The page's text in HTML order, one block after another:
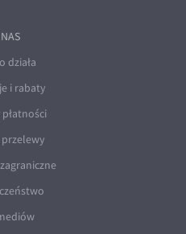
działa
i rabaty